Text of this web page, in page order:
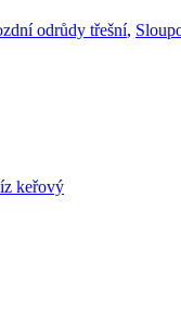
odrůdy třešní,
keřový